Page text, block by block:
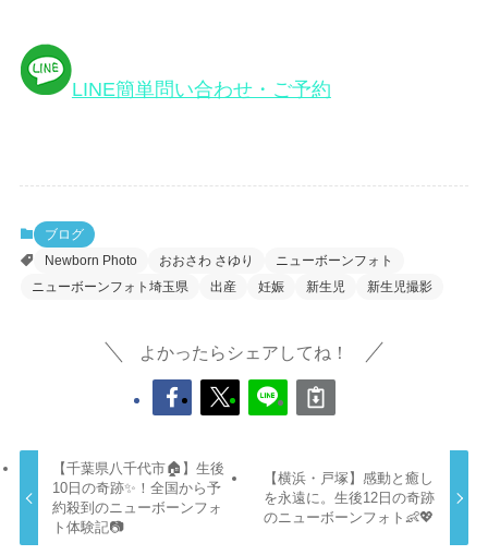
LINE簡単問い合わせ・ご予約
ブログ
Newborn Photo
おおさわ さゆり
ニューボーンフォト
ニューボーンフォト埼玉県
出産 妊娠 新生児 新生児撮影
よかったらシェアしてね！
【千葉県八千代市🏠】生後
10日の奇跡✨！全国から予
約殺到のニューボーンフォ
ト体験記📷
【横浜・戸塚】感動と癒し
を永遠に。生後12日の奇跡
のニューボーンフォト👶💖